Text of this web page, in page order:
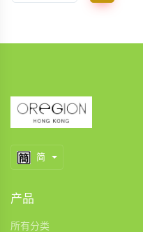
简
产品
所有分类